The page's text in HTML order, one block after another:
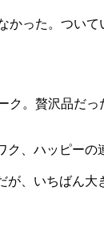
った。ついて
。贅沢品だっ
、ハッピーの
、いちばん大